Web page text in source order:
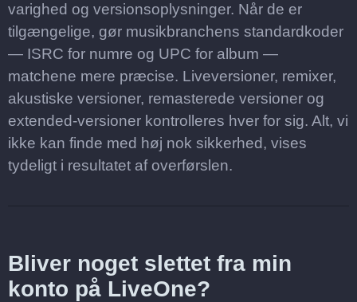
varighed og versionsoplysninger. Når de er
tilgængelige, gør musikbranchens standardkoder
— ISRC for numre og UPC for album —
matchene mere præcise. Liveversioner, remixer,
akustiske versioner, remasterede versioner og
extended-versioner kontrolleres hver for sig. Alt, vi
ikke kan finde med høj nok sikkerhed, vises
tydeligt i resultatet af overførslen.
Bliver noget slettet fra min
konto på LiveOne?